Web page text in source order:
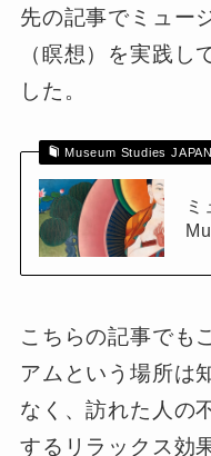
先の記事でミュー
（瞑想）を実践し
した。
Museum Studies JAPAN
こちらの記事でも
アムという場所は
なく、訪れた人の
するリラックス効